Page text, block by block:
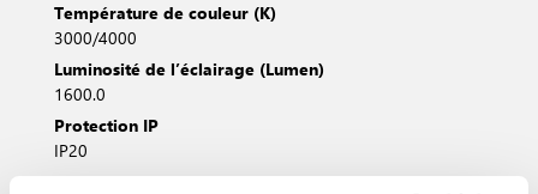
Température de couleur (K)
3000/4000
Luminosité de l’éclairage (Lumen)
1600.0
Protection IP
IP20
Zone